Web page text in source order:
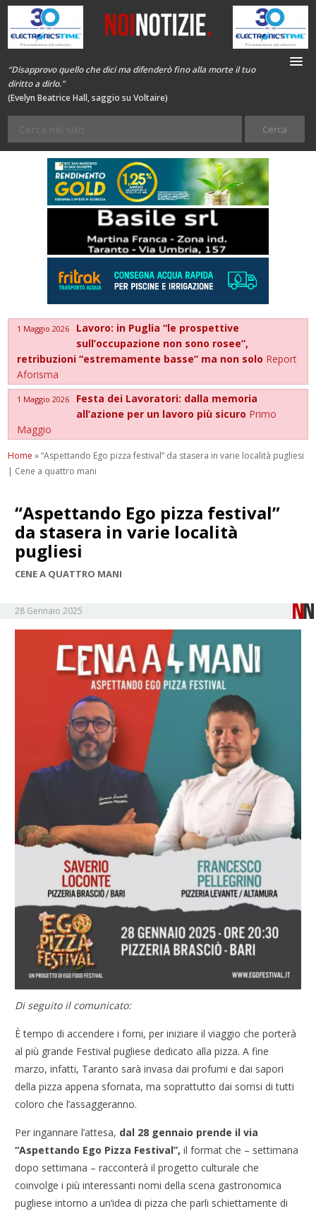
“Disapprovo quello che dici ma difenderò fino alla morte il tuo
diritto a dirlo.”
(Evelyn Beatrice Hall, saggio su Voltaire)
1 Maggio 2026
Lavoro: in Puglia “le prospettive
sull’occupazione non sono rosee”,
retribuzioni “estremamente basse” ma non solo Report
Aforisma
1 Maggio 2026
Festa dei Lavoratori: dalla memoria
all’azione per un lavoro più sicuro Primo
Maggio
Home »“Aspettando Ego pizza festival” da stasera in varie località pugliesi
| Cene a quattro mani
“Aspettando Ego pizza festival”
da stasera in varie località
pugliesi
CENE A QUATTRO MANI
28 Gennaio 2025
Di seguito il comunicato:
È tempo di accendere i forni, per iniziare il viaggio che porterà
al più grande Festival pugliese dedicato alla pizza. A fine
marzo, infatti, Taranto sarà invasa dai profumi e dai sapori
della pizza appena sfornata, ma soprattutto dai sorrisi di tutti
coloro che l’assaggeranno.
Per ingannare l’attesa, dal 28 gennaio prende il via
“Aspettando Ego Pizza Festival”, il format che – settimana
dopo settimana – racconterà il progetto culturale che
coinvolge i più interessanti nomi della scena gastronomica
pugliese intorno a un’idea di pizza che parli schiettamente di